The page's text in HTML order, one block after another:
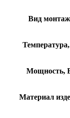
Вид
Температура,
Мощность,
Материал